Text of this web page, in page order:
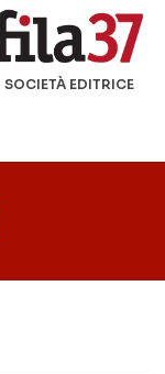
SOCIETÀ EDITRICE